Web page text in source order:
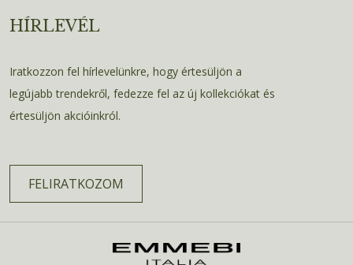
HÍRLEVÉL
Iratkozzon fel hírlevelünkre, hogy értesüljön a
legújabb trendekről, fedezze fel az új kollekciókat és
értesüljön akcióinkról.
FELIRATKOZOM